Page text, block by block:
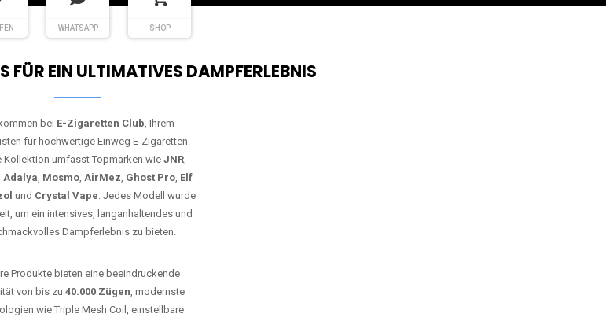
WHATSAPP SHOP
FÜR EIN ULTIMATIVES DAMPFERLEBNIS
bei E-Zigaretten Club, Ihrem
für hochwertige Einweg E-Zigaretten.
Kollektion umfasst Topmarken wie JNR,
Adalya, Mosmo, AirMez, Ghost Pro, Elf
und Crystal Vape. Jedes Modell wurde
um ein intensives, langanhaltendes und
Dampferlebnis zu bieten.
Produkte bieten eine beeindruckende
von bis zu 40.000 Zügen, modernste
wie Triple Mesh Coil, einstellbare